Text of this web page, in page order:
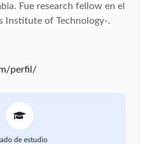
Fue research fellow en el
Institute of Technology-.
perfil/
de estudio